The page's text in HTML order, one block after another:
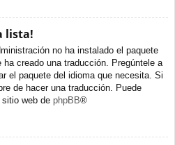
lista!
no ha instalado el paquete
creado una traducción. Pregúntele a
el paquete del idioma que necesita. Si
de hacer una traducción. Puede
web de phpBB®